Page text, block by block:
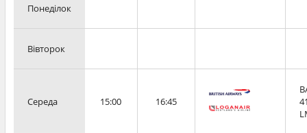
Понеділок
Вівторок
Середа 15:00 16:45